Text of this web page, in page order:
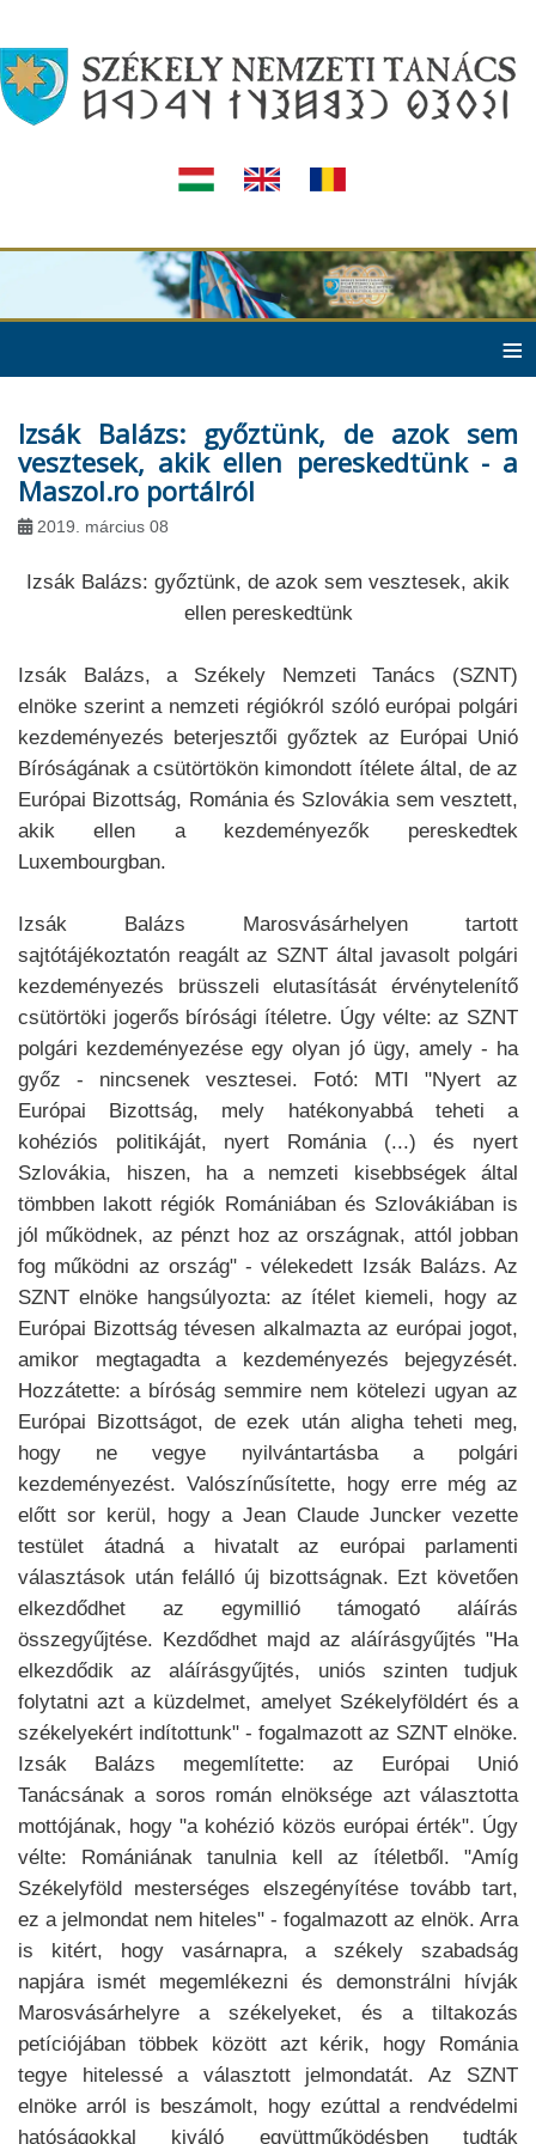
≡
Izsák Balázs: győztünk, de azok sem
vesztesek, akik ellen pereskedtünk - a
Maszol.ro portálról
2019. március 08
Izsák Balázs: győztünk, de azok sem vesztesek, akik
ellen pereskedtünk
Izsák Balázs, a Székely Nemzeti Tanács (SZNT)
elnöke szerint a nemzeti régiókról szóló európai polgári
kezdeményezés beterjesztői győztek az Európai Unió
Bíróságának a csütörtökön kimondott ítélete által, de az
Európai Bizottság, Románia és Szlovákia sem vesztett,
akik ellen a kezdeményezők pereskedtek
Luxembourgban.
Izsák Balázs Marosvásárhelyen tartott
sajtótájékoztatón reagált az SZNT által javasolt polgári
kezdeményezés brüsszeli elutasítását érvénytelenítő
csütörtöki jogerős bírósági ítéletre. Úgy vélte: az SZNT
polgári kezdeményezése egy olyan jó ügy, amely - ha
győz - nincsenek vesztesei. Fotó: MTI "Nyert az
Európai Bizottság, mely hatékonyabbá teheti a
kohéziós politikáját, nyert Románia (...) és nyert
Szlovákia, hiszen, ha a nemzeti kisebbségek által
tömbben lakott régiók Romániában és Szlovákiában is
jól működnek, az pénzt hoz az országnak, attól jobban
fog működni az ország" - vélekedett Izsák Balázs. Az
SZNT elnöke hangsúlyozta: az ítélet kiemeli, hogy az
Európai Bizottság tévesen alkalmazta az európai jogot,
amikor megtagadta a kezdeményezés bejegyzését.
Hozzátette: a bíróság semmire nem kötelezi ugyan az
Európai Bizottságot, de ezek után aligha teheti meg,
hogy ne vegye nyilvántartásba a polgári
kezdeményezést. Valószínűsítette, hogy erre még az
előtt sor kerül, hogy a Jean Claude Juncker vezette
testület átadná a hivatalt az európai parlamenti
választások után felálló új bizottságnak. Ezt követően
elkezdődhet az egymillió támogató aláírás
összegyűjtése. Kezdődhet majd az aláírásgyűjtés "Ha
elkezdődik az aláírásgyűjtés, uniós szinten tudjuk
folytatni azt a küzdelmet, amelyet Székelyföldért és a
székelyekért indítottunk" - fogalmazott az SZNT elnöke.
Izsák Balázs megemlítette: az Európai Unió
Tanácsának a soros román elnöksége azt választotta
mottójának, hogy "a kohézió közös európai érték". Úgy
vélte: Romániának tanulnia kell az ítéletből. "Amíg
Székelyföld mesterséges elszegényítése tovább tart,
ez a jelmondat nem hiteles" - fogalmazott az elnök. Arra
is kitért, hogy vasárnapra, a székely szabadság
napjára ismét megemlékezni és demonstrálni hívják
Marosvásárhelyre a székelyeket, és a tiltakozás
petíciójában többek között azt kérik, hogy Románia
tegye hitelessé a választott jelmondatát. Az SZNT
elnöke arról is beszámolt, hogy ezúttal a rendvédelmi
hatóságokkal kiváló együttműködésben tudták